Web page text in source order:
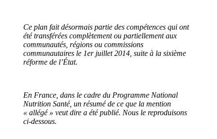
Ce plan fait désormais partie des compétences qui ont
été transférées complètement ou partiellement aux
communautés, régions ou commissions
communautaires le 1er juillet 2014, suite à la sixième
réforme de l’État.
En France, dans le cadre du Programme National
Nutrition Santé, un résumé de ce que la mention
« allégé » veut dire a été publié. Nous le reproduisons
ci-dessous.